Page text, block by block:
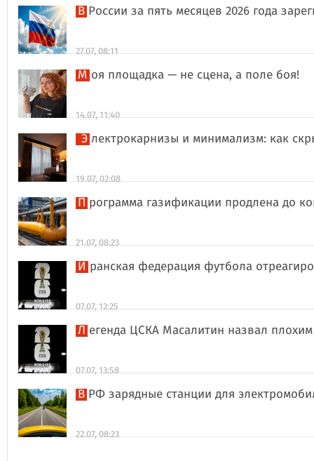
В России за пять месяцев 2026 года
27.07, 08:11
Моя площадка — не сцена, а поле боя!
14.07, 11:40
Электрокарнизы и минимализм: как
19.07, 02:08
Программа газификации продлена до
21.07, 08:23
Иранская федерация футбола
07.07, 12:25
Легенда ЦСКА Масалитин назвал
07.07, 13:58
В РФ зарядные станции для
22.07, 08:23